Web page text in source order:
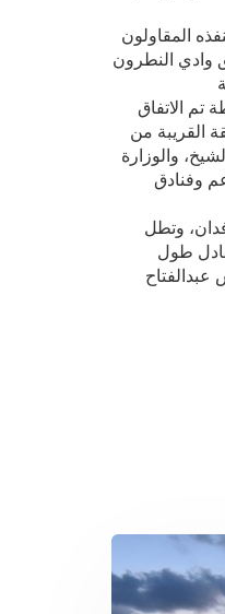
المقاولون
وادي النطرون
تم الاتفاق
القريبة من
شرم الشيخ، والوزارة
بها منطقة مطاعم وفنادق
إحدى المدن الكبرى التي بدأ العمل بها، ومساحتها نحو 50 ألف فدان، وتطل
الواجهة تعادل طول
عبدالفتاح